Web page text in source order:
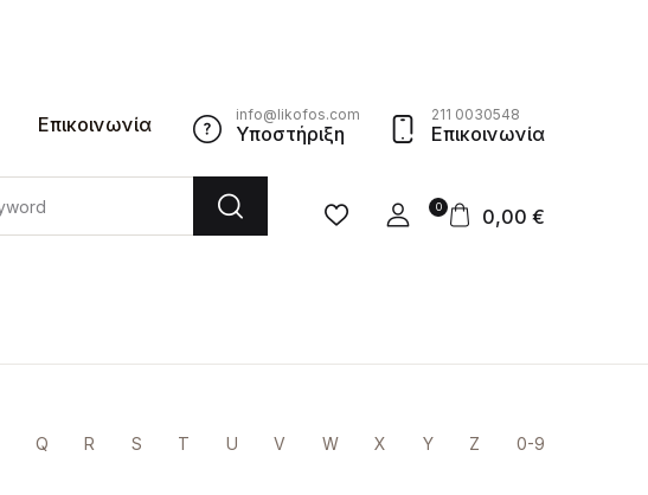
Επικοινωνία info@likofos.com
Υποστήριξη
211 0030548
Επικοινωνία
0 0,00 €
Q R S T U V W X Y Z 0-9